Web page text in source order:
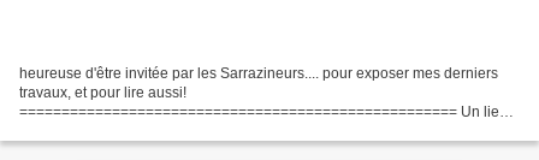
heureuse d'être invitée par les Sarrazineurs.... pour exposer mes derniers
travaux, et pour lire aussi!
==================================================== Un lieu...
4ème tout...